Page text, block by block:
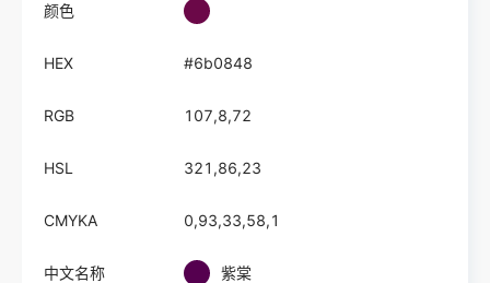
颜色
HEX #6b0848
RGB 107,8,72
HSL 321,86,23
CMYKA 0,93,33,58,1
中文名称 紫棠